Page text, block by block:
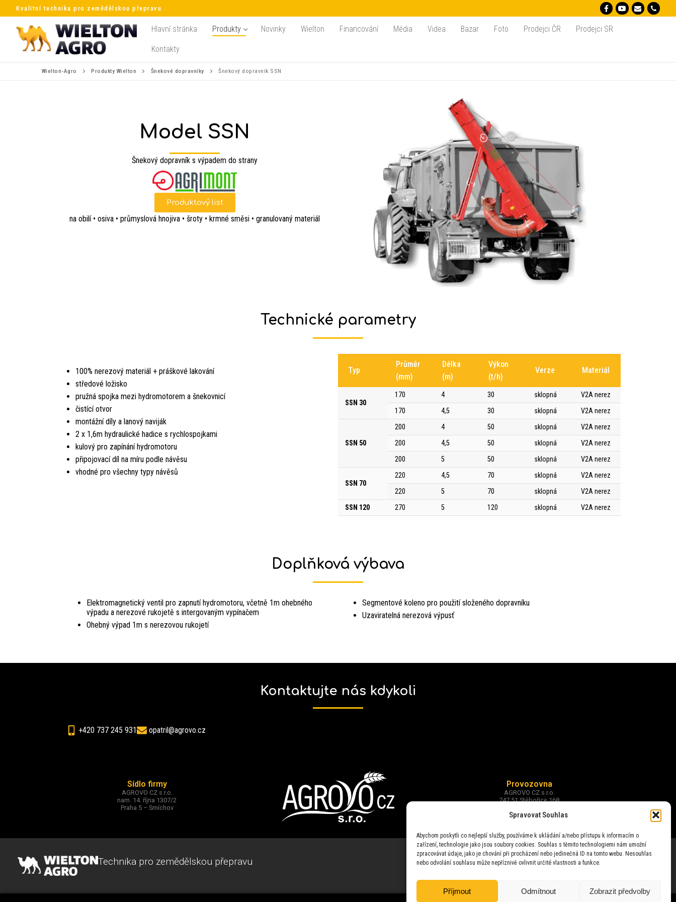
Spravovat Souhlas
Abychom poskytli co nejlepší služby, používáme k ukládání a/nebo přístupu k informacím o
zařízení, technologie jako jsou soubory cookies. Souhlas s těmito technologiemi nám umožní
zpracovávat údaje, jako je chování při procházení nebo jedinečná ID na tomto webu. Nesouhlas
nebo odvolání souhlasu může nepříznivě ovlivnit určité vlastnosti a funkce.
Příjmout Odmítnout Zobrazit předvolby
Kvalitní technika pro zemědělskou přepravu
Hlavní stránka Produkty Novinky Wielton Financování Média Videa Bazar Foto Prodejci ČR Prodejci SR
Kontakty
Wielton-Agro Produkty Wielton Šnekové dopravníky Šnekový dopravník SSN
Model SSN
Šnekový dopravník s výpadem do strany
Produktový list
na obilí • osiva • průmyslová hnojiva • šroty • krmné směsi • granulovaný materiál
Technické parametry
100% nerezový materiál + práškové lakování
středové ložisko
pružná spojka mezi hydromotorem a šnekovnicí
čistící otvor
montážní díly a lanový naviják
2 x 1,6m hydraulické hadice s rychlospojkami
kulový pro zapínání hydromotoru
připojovací díl na míru podle návěsu
vhodné pro všechny typy návěsů
Typ
Průměr
(mm)
Délka
(m)
Výkon
(t/h)
Verze Materiál
SSN 30
170 4 30 sklopná
V2A nerez
170
4,5 30 sklopná V2A nerez
SSN 50
200 4 50 sklopná
V2A nerez
200
4,5 50 sklopná
V2A nerez
200
5 50 sklopná V2A nerez
SSN 70
220 4,5 70 sklopná
V2A nerez
220
5 70 sklopná
V2A nerez
SSN 120
270 5 120 sklopná V2A nerez
Doplňková výbava
Elektromagnetický ventil pro zapnutí hydromotoru, včetně 1m ohebného
výpadu a nerezové rukojetě s intergovaným vypínačem
Ohebný výpad 1m s nerezovou rukojetí
Segmentové koleno pro použití složeného dopravníku
Uzaviratelná nerezová výpusť
Kontaktujte nás kdykoli
+420 737 245 931 opatril@agrovo.cz
Sídlo firmy
AGROVO CZ s.r.o.
nam. 14. října 1307/2
Praha 5 – Smíchov
Provozovna
AGROVO CZ s.r.o.
747 51 Stěbořice 168
Technika pro zemědělskou přepravu